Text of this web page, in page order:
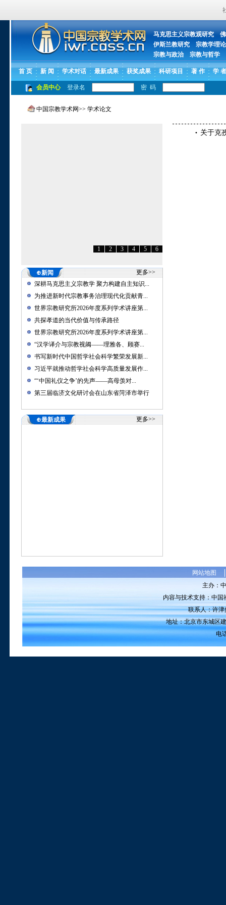
马克思主义宗教观研究
伊斯兰教研究
宗教学理论
宗教与政治
宗教与哲学
首 页 新 闻 学术对话 最新成果 获奖成果 科研项目 著 作 学 者
会员中心 登录名 密 码
中国宗教学术网>> 学术论文
1 2 3 4 5 6
⊕新闻
更多>>
深耕马克思主义宗教学 聚力构建自主知识...
为推进新时代宗教事务治理现代化贡献青...
世界宗教研究所2026年度系列学术讲座第...
共探孝道的当代价值与传承路径
世界宗教研究所2026年度系列学术讲座第...
“汉学译介与宗教视阈——理雅各、顾赛...
书写新时代中国哲学社会科学繁荣发展新...
习近平就推动哲学社会科学高质量发展作...
“‘中国礼仪之争’的先声——高母羡对...
第三届临济文化研讨会在山东省菏泽市举行
⊕最新成果 更多>>
关于克
网站地图
主办：
内容与技术支持：中
联系人：许津
地址：北京市东城区
电